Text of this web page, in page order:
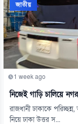
জাতীয়
1 week ago
নিজেই গাড়ি চালিয়ে নগর
রাজধানী ঢাকাকে
নিয়ে ঢাকা উত্তর স...